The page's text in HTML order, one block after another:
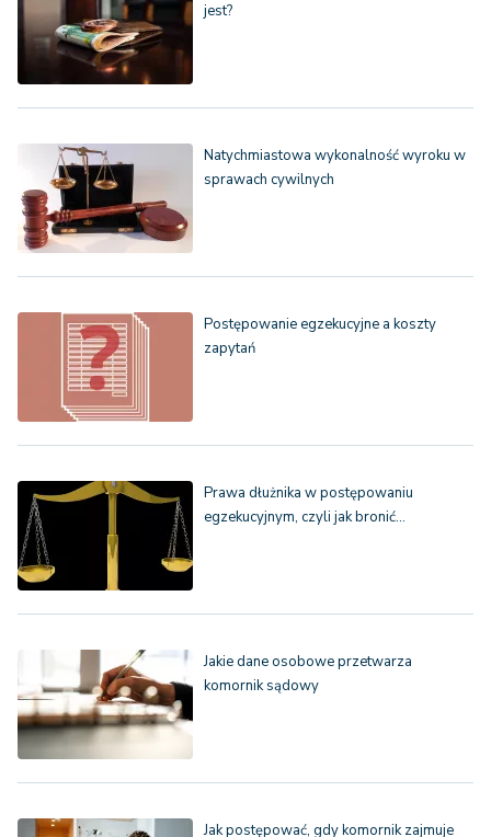
jest?
Natychmiastowa wykonalność wyroku w
sprawach cywilnych
Postępowanie egzekucyjne a koszty
zapytań
Prawa dłużnika w postępowaniu
egzekucyjnym, czyli jak bronić…
Jakie dane osobowe przetwarza
komornik sądowy
Jak postępować, gdy komornik zajmuje